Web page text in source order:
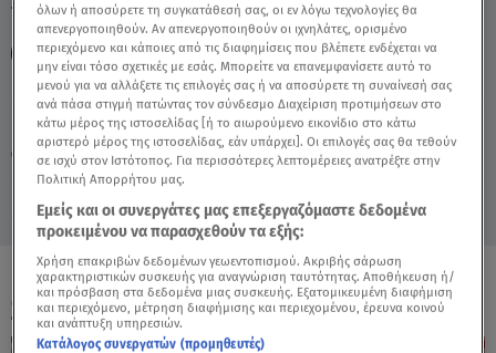
Παρασκευή 7 Αυγούστου 2026
03.01.21, 23:26 ΕΛΛΑΔΑ
TAGS: ΚΟΡΩΝΟΪΟΣ ΚΟΡΟΝΟΪΟΣ ΣΧΟΛΕΙΑ
ΛΙΑΝΕΜΠΟΡΙΟ ΚΟΡΟΝΟΪΟΣ ΚΟΡΟΝΟΪΟΣ ΚΟΡΟΝΟΪΟΣ
ΟΛΑ ΤΑ ΒΙΝΤΕΟ
όλων ή αποσύρετε τη συγκατάθεσή σας, οι εν λόγω τεχνολογίες θα
απενεργοποιηθούν. Αν απενεργοποιηθούν οι ιχνηλάτες, ορισμένο
περιεχόμενο και κάποιες από τις διαφημίσεις που βλέπετε ενδέχεται να
μην είναι τόσο σχετικές με εσάς. Μπορείτε να επανεμφανίσετε αυτό το
μενού για να αλλάξετε τις επιλογές σας ή να αποσύρετε τη συναίνεσή σας
ανά πάσα στιγμή πατώντας τον σύνδεσμο Διαχείριση προτιμήσεων στο
κάτω μέρος της ιστοσελίδας [ή το αιωρούμενο εικονίδιο στο κάτω
αριστερό μέρος της ιστοσελίδας, εάν υπάρχει]. Οι επιλογές σας θα τεθούν
σε ισχύ στον Ιστότοπος. Για περισσότερες λεπτομέρειες ανατρέξτε στην
Πολιτική Απορρήτου μας.
Εμείς και οι συνεργάτες μας επεξεργαζόμαστε δεδομένα
προκειμένου να παρασχεθούν τα εξής:
Χρήση επακριβών δεδομένων γεωεντοπισμού. Ακριβής σάρωση
χαρακτηριστικών συσκευής για αναγνώριση ταυτότητας. Αποθήκευση ή/
και πρόσβαση στα δεδομένα μιας συσκευής. Εξατομικευμένη διαφήμιση
και περιεχόμενο, μέτρηση διαφήμισης και περιεχομένου, έρευνα κοινού
και ανάπτυξη υπηρεσιών.
Κατάλογος συνεργατών (προμηθευτές)